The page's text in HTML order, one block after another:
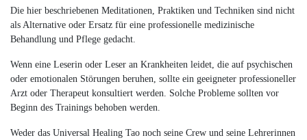
Die hier beschriebenen Meditationen, Praktiken und Techniken sind nicht
als Alternative oder Ersatz für eine professionelle medizinische
Behandlung und Pflege gedacht.
Wenn eine Leserin oder Leser an Krankheiten leidet, die auf psychischen
oder emotionalen Störungen beruhen, sollte ein geeigneter professioneller
Arzt oder Therapeut konsultiert werden. Solche Probleme sollten vor
Beginn des Trainings behoben werden.
Weder das Universal Healing Tao noch seine Crew und seine Lehrerinnen